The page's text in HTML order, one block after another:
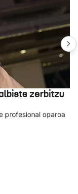
zerbitzu
profesional oparoa